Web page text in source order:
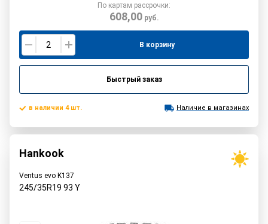
По картам рассрочки:
608,00руб.
В корзину
Быстрый заказ
в наличии 4 шт. Наличие в магазинах
Hankook
Ventus evo K137
245/35R19 93 Y